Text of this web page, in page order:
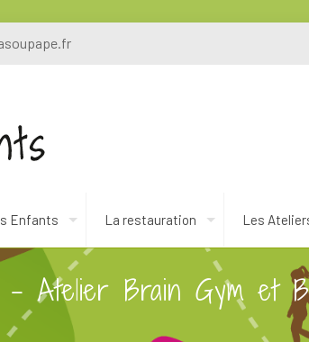
Enfants La restauration Les
– Atelier Brain Gym et